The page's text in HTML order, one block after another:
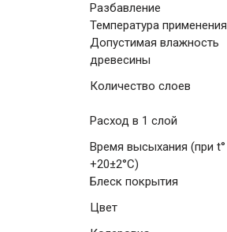
Разбавление
Температура применения
Допустимая влажность
древесины
Количество слоев
Расход в 1 слой
Время высыхания (при t°
+20±2°C)
Блеск покрытия
Цвет